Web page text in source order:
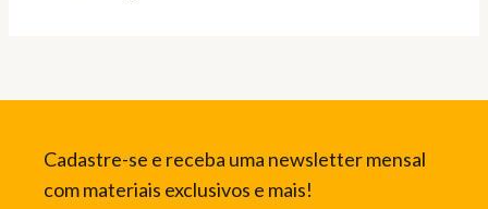
Cadastre-se e receba uma newsletter mensal
com materiais exclusivos e mais!